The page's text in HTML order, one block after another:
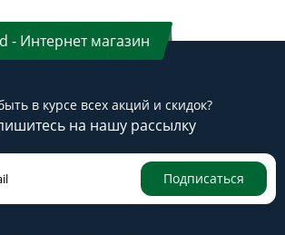
- Интернет магазин
в курсе всех акций и скидок?
на нашу рассылку
Подписаться